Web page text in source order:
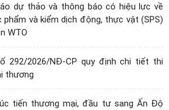
dự thảo và thông báo có hiệu lực về
và kiểm dịch động, thực vật (SPS)
WTO
292/2026/NĐ-CP quy định chi tiết thi
thương
tiến thương mại, đầu tư sang Ấn Độ